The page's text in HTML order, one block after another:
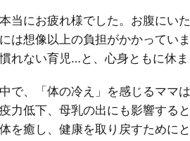
当にお疲れ様でした。お腹にい
は想像以上の負担がかかってい
れない育児…と、心身ともに休ま
で、「体の冷え」を感じるママ
力低下、母乳の出にも影響する
を癒し、健康を取り戻すためにと